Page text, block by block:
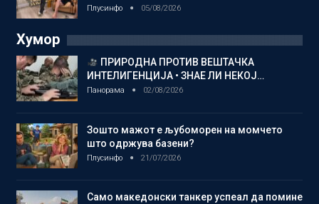
Плусинфо 05/08/2026
Хумор
ПРИРОДНА ПРОТИВ ВЕШТАЧКА
ИНТЕЛИГЕНЦИЈА • ЗНАЕ ЛИ НЕКОЈ…
Панорама 02/08/2026
Зошто мажот е љубоморен на момчето
што одржува базени?
Плусинфо 21/07/2026
Само македонски танкер успеал да помине